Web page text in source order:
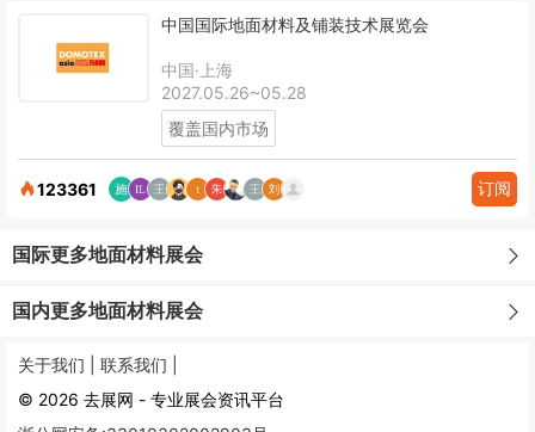
中国国际地面材料及铺装技术展览会
中国·上海
2027.05.26~05.28
覆盖国内市场
123361 订阅
国际更多地面材料展会
国内更多地面材料展会
关于我们 | 联系我们 |
© 2026 去展网 - 专业展会资讯平台